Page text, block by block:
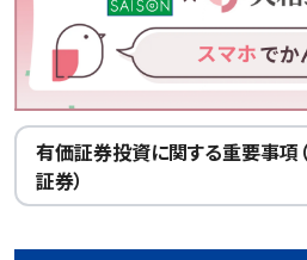
有価証券投資に関する重要事項
証券）